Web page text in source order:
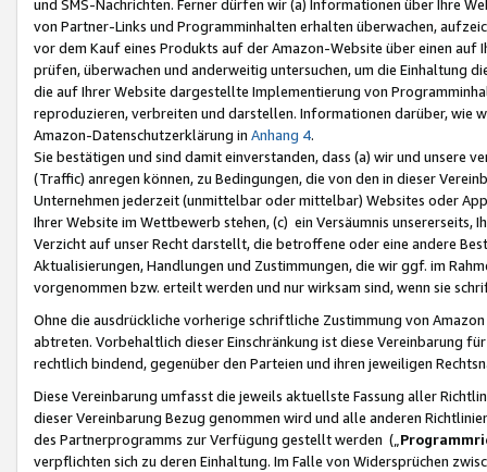
und SMS-Nachrichten. Ferner dürfen wir (a) Informationen über Ihre
von Partner-Links und Programminhalten erhalten überwachen,
vor dem Kauf eines Produkts auf der Amazon-Website über einen
prüfen, überwachen und anderweitig untersuchen, um die Einhaltung
die auf Ihrer Website dargestellte Implementierung von
reproduzieren, verbreiten und darstellen. Informationen darüber, wie
Amazon-Datenschutzerklärung in Anhang 4.
Sie bestätigen und sind damit einverstanden, dass (a) wir und
(Traffic) anregen können, zu Bedingungen, die von den in dieser
Unternehmen jederzeit (unmittelbar oder mittelbar) Websites oder
Ihrer Website im Wettbewerb stehen, (c) ein Versäumnis unsererseits,
Verzicht auf unser Recht darstellt, die betroffene oder eine andere
Aktualisierungen, Handlungen und Zustimmungen, die wir ggf. im
vorgenommen bzw. erteilt werden und nur wirksam sind, wenn sie
Ohne die ausdrückliche vorherige schriftliche Zustimmung von
abtreten. Vorbehaltlich dieser Einschränkung ist diese Vereinbarung
rechtlich bindend, gegenüber den Parteien und ihren jeweiligen
Diese Vereinbarung umfasst die jeweils aktuellste Fassung aller
dieser Vereinbarung Bezug genommen wird und alle anderen
des Partnerprogramms zur Verfügung gestellt werden („
verpflichten sich zu deren Einhaltung. Im Falle von Widersprüchen